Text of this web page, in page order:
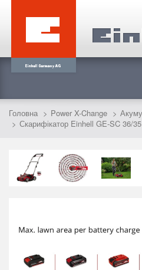
Головна Power X-Change
Скарифікатор Einhell GE-SC 36/